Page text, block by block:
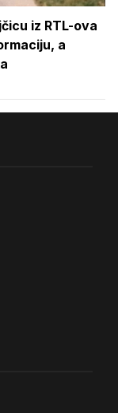
iz RTL-ova
a